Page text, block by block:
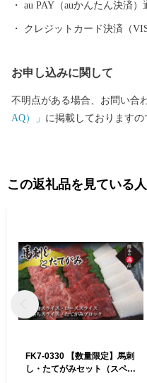
au PAY（auかんたん決済
クレジットカード決済（
お申し込みに関して
不明点がある場合、お問い合
AQ）」 に掲載しておりますの
この返礼品を見ている
FK7-0330 【数量限定】馬刺
し・たてがみセット（スペシ